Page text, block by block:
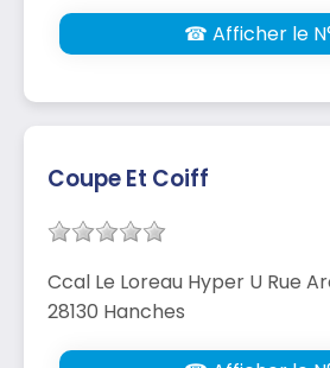
☎ Afficher le
Coupe Et Coiff
Ccal Le Loreau Hyper U Rue
28130 Hanches